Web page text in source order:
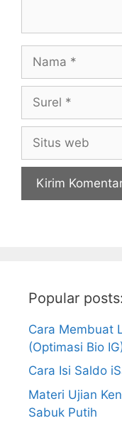
Nama
Surel
Situs
web
Popular posts:
Cara Membuat
(Optimasi Bio
Cara Isi Saldo
Materi Ujian
Sabuk Putih